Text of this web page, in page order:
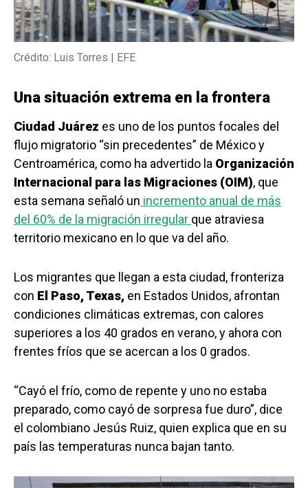
Crédito: Luis Torres | EFE
Una situación extrema en la frontera
Ciudad Juárez es uno de los puntos focales del
flujo migratorio “sin precedentes” de México y
Centroamérica, como ha advertido la Organización
Internacional para las Migraciones (OIM), que
esta semana señaló un incremento anual de más
del 60% de la migración irregular que atraviesa
territorio mexicano en lo que va del año.
Los migrantes que llegan a esta ciudad, fronteriza
con El Paso, Texas, en Estados Unidos, afrontan
condiciones climáticas extremas, con calores
superiores a los 40 grados en verano, y ahora con
frentes fríos que se acercan a los 0 grados.
“Cayó el frío, como de repente y uno no estaba
preparado, como cayó de sorpresa fue duro”, dice
el colombiano Jesús Ruiz, quien explica que en su
país las temperaturas nunca bajan tanto.